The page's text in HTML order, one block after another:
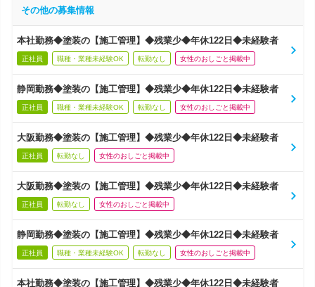
その他の募集情報
本社勤務◆塗装の【施工管理】◆残業少◆年休122日◆未経験者
正社員 職種・業種未経験OK 転勤なし 女性のおしごと掲載中
静岡勤務◆塗装の【施工管理】◆残業少◆年休122日◆未経験者
正社員 職種・業種未経験OK 転勤なし 女性のおしごと掲載中
大阪勤務◆塗装の【施工管理】◆残業少◆年休122日◆未経験者
正社員 転勤なし 女性のおしごと掲載中
大阪勤務◆塗装の【施工管理】◆残業少◆年休122日◆未経験者
正社員 転勤なし 女性のおしごと掲載中
静岡勤務◆塗装の【施工管理】◆残業少◆年休122日◆未経験者
正社員 職種・業種未経験OK 転勤なし 女性のおしごと掲載中
本社勤務◆塗装の【施工管理】◆残業少◆年休122日◆未経験者